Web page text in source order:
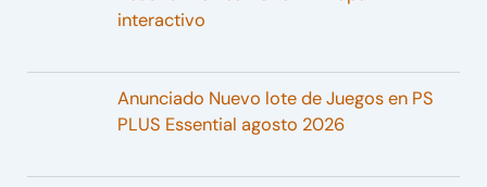
interactivo
Anunciado Nuevo lote de Juegos en PS
PLUS Essential agosto 2026